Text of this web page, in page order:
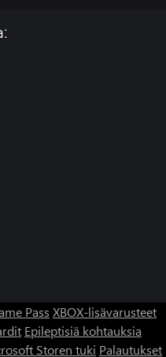
Pass XBOX-lisävarusteet
Epileptisiä kohtauksia
Storen tuki Palautukset